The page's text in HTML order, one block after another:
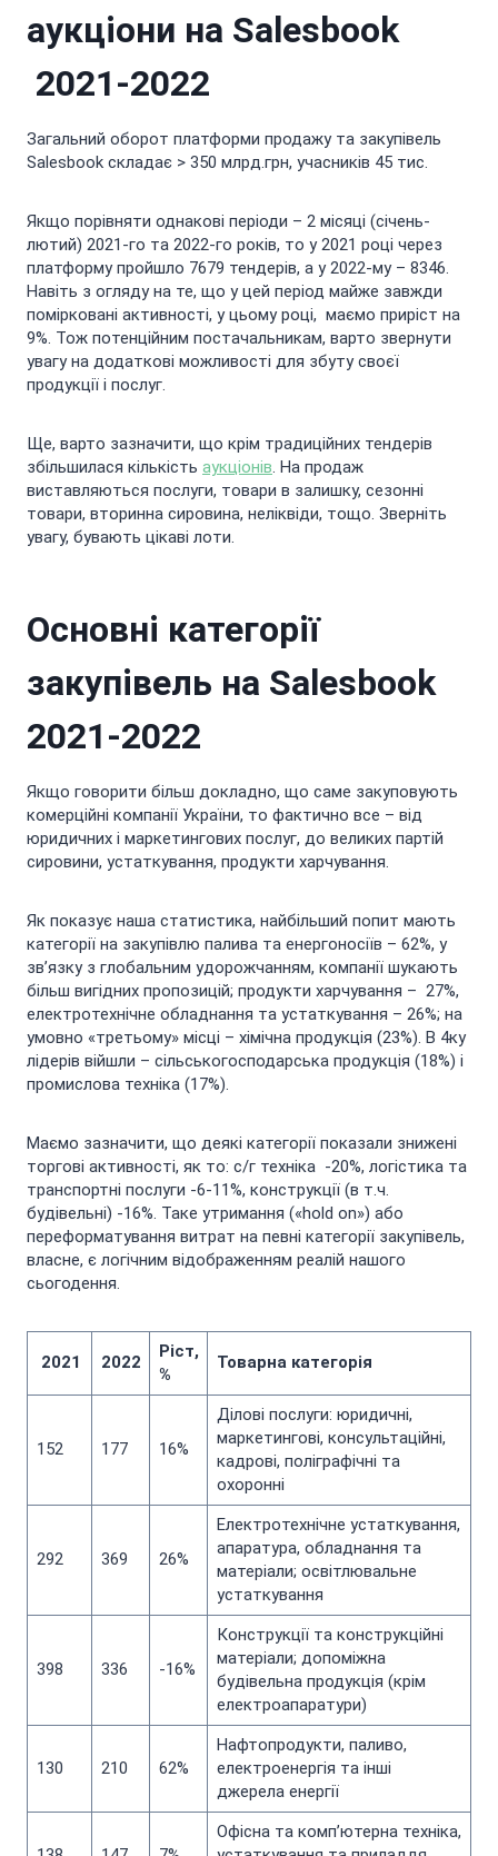
аукціони на Salesbook
2021-2022
Загальний оборот платформи продажу та закупівель
Salesbook складає > 350 млрд.грн, учасників 45 тис.
Якщо порівняти однакові періоди – 2 місяці (січень-
лютий) 2021-го та 2022-го років, то у 2021 році через
платформу пройшло 7679 тендерів, а у 2022-му – 8346.
Навіть з огляду на те, що у цей період майже завжди
помірковані активності, у цьому році, маємо приріст на
9%. Тож потенційним постачальникам, варто звернути
увагу на додаткові можливості для збуту своєї
продукції і послуг.
Ще, варто зазначити, що крім традиційних тендерів
збільшилася кількість аукціонів. На продаж
виставляються послуги, товари в залишку, сезонні
товари, вторинна сировина, неліквіди, тощо. Зверніть
увагу, бувають цікаві лоти.
Основні категорії
закупівель на Salesbook
2021-2022
Якщо говорити більш докладно, що саме закуповують
комерційні компанії України, то фактично все – від
юридичних і маркетингових послуг, до великих партій
сировини, устаткування, продукти харчування.
Як показує наша статистика, найбільший попит мають
категорії на закупівлю палива та енергоносіїв – 62%, у
зв’язку з глобальним удорожчанням, компанії шукають
більш вигідних пропозицій; продукти харчування – 27%,
електротехнічне обладнання та устаткування – 26%; на
умовно «третьому» місці – хімічна продукція (23%). В 4ку
лідерів війшли – сільськогосподарська продукція (18%) і
промислова техніка (17%).
Маємо зазначити, що деякі категорії показали знижені
торгові активності, як то: с/г техніка -20%, логістика та
транспортні послуги -6-11%, конструкції (в т.ч.
будівельні) -16%. Таке утримання («hold on») або
переформатування витрат на певні категорії закупівель,
власне, є логічним відображенням реалій нашого
сьогодення.
2021 2022
Ріст,
%
Товарна категорія
152 177 16%
Ділові послуги: юридичні,
маркетингові, консультаційні,
кадрові, поліграфічні та
охоронні
292 369 26%
Електротехнічне устаткування,
апаратура, обладнання та
матеріали; освітлювальне
устаткування
398 336 -16%
Конструкції та конструкційні
матеріали; допоміжна
будівельна продукція (крім
електроапаратури)
130 210 62%
Нафтопродукти, паливо,
електроенергія та інші
джерела енергії
Офісна та комп’ютерна техніка,